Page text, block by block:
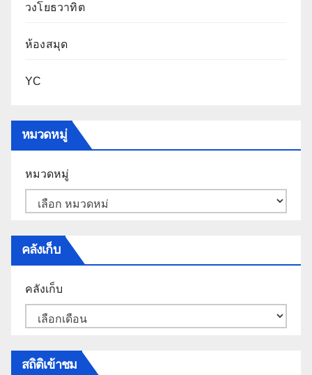
วงโยธวาทิต
ห้องสมุด
YC
หมวดหมู่
หมวดหมู่
คลังเก็บ
คลังเก็บ
สถิติเข้าชม